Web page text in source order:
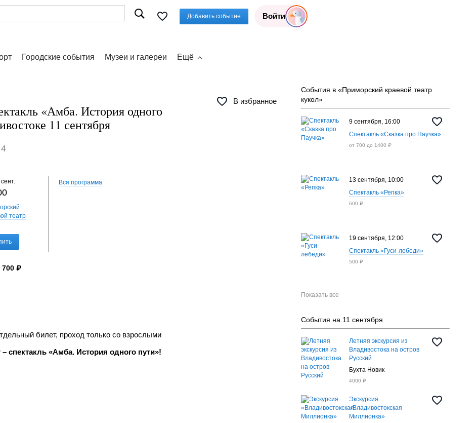
Добавить событие Войти
Городские события Музеи и галереи Ещё
В избранное
«Амба. История одного
11 сентября
4
театр
Вся программа
700 ₽
билет, проход только со взрослыми
спектакль «Амба. История одного пути»!
События в «Приморский краевой театр
кукол»
9 сентября, 16:00
Спектакль «Сказка про Паучка»
от 700 до 1400 ₽
13 сентября, 10:00
Спектакль «Репка»
600 ₽
19 сентября, 12:00
Спектакль «Гуси-лебеди»
500 ₽
Показать все
События на 11 сентября
Летняя экскурсия из
Владивостока на остров
Русский
Бухта Новик
4000 ₽
Экскурсия
«Владивостокская
Миллионка»